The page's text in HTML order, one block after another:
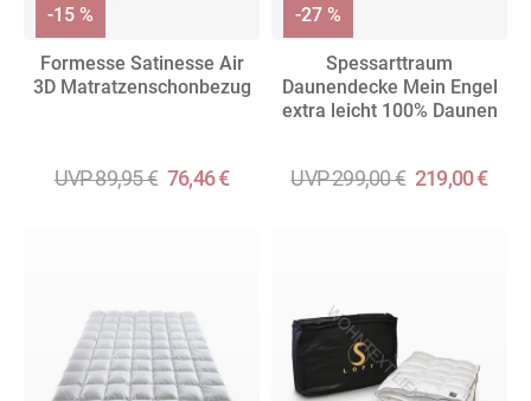
Formesse Satinesse Air
3D Matratzenschonbezug
UVP 89,95 € 76,46 €
-15 %
Spessarttraum
Daunendecke Mein Engel
extra leicht 100% Daunen
UVP 299,00 € 219,00 €
-27 %